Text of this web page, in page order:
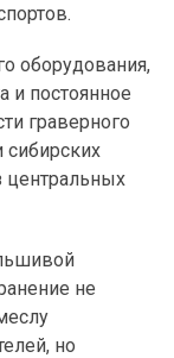
оборудования,
и постоянное
граверного
сибирских
центральных
не
но